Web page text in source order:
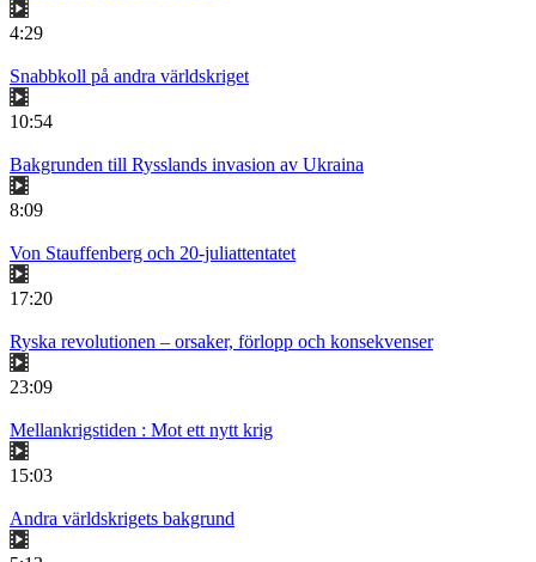
4:29
Snabbkoll på andra världskriget
10:54
Bakgrunden till Rysslands invasion av Ukraina
8:09
Von Stauffenberg och 20-juliattentatet
17:20
Ryska revolutionen – orsaker, förlopp och konsekvenser
23:09
Mellankrigstiden : Mot ett nytt krig
15:03
Andra världskrigets bakgrund